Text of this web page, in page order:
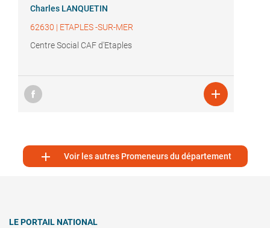
Charles LANQUETIN
62630 | ETAPLES -SUR-MER
Centre Social CAF d'Etaples

 Voir les autres Promeneurs du département
LE PORTAIL NATIONAL